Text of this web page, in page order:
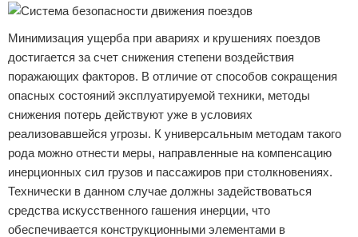
Минимизация ущерба при авариях и крушениях поездов
достигается за счет снижения степени воздействия
поражающих факторов. В отличие от способов сокращения
опасных состояний эксплуатируемой техники, методы
снижения потерь действуют уже в условиях
реализовавшейся угрозы. К универсальным методам такого
рода можно отнести меры, направленные на компенсацию
инерционных сил грузов и пассажиров при столкновениях.
Технически в данном случае должны задействоваться
средства искусственного гашения инерции, что
обеспечивается конструкционными элементами в